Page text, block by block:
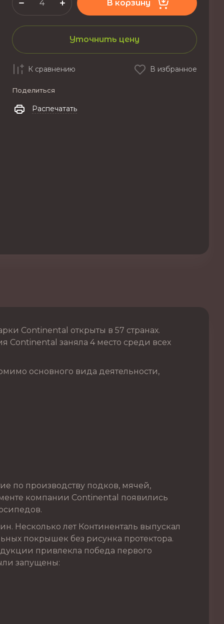
В корзину
Уточнить цену
К сравнению В избранное
Поделиться
Распечатать
Continental открыты в 57 странах.
Continental заняла 4 место среди всех
основного вида деятельности,
по производству подков, мячей,
компании Continental появились
Несколько лет Континенталь выпускал
покрышек без рисунка протектора.
привлекла победа первого
запущены: